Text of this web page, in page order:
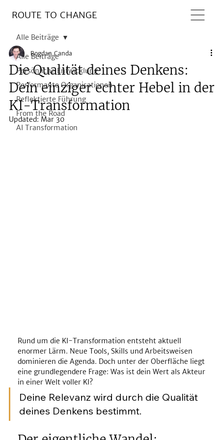
ROUTE TO CHANGE
Alle Beiträge
Persönliche Entwicklung
Performante Organisationen
Reflektierte Führung
From the Road
AI Transformation
Alle Beiträge
Die Qualität deines Denkens:
Dein einziger echter Hebel in der
KI-Transformation
Bogdan Canda
Updated: Mar 30
Rund um die KI-Transformation entsteht aktuell
enormer Lärm. Neue Tools, Skills und Arbeitsweisen
dominieren die Agenda. Doch unter der Oberfläche liegt
eine grundlegendere Frage: Was ist dein Wert als Akteur
in einer Welt voller KI?
Deine Relevanz wird durch die Qualität
deines Denkens bestimmt.